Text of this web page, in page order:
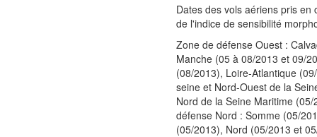
Dates des vols aériens pris en
de l'indice de sensibilité
Zone de défense Ouest :
Manche (05 à 08/2013 et 09/
(08/2013), Loire-Atlantique
seine et Nord-Ouest de la
Nord de la Seine Maritime
défense Nord : Somme (05/
(05/2013), Nord (05/2013 et